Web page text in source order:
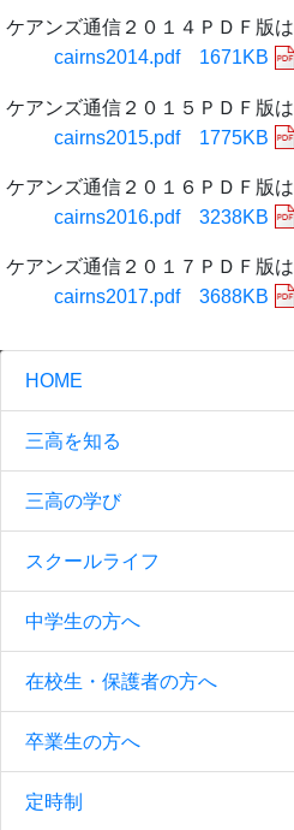
ケアンズ通信２０１４ＰＤＦ版
cairns2014.pdf 1671KB
ケアンズ通信２０１５ＰＤＦ版
cairns2015.pdf 1775KB
ケアンズ通信２０１６ＰＤＦ版
cairns2016.pdf 3238KB
ケアンズ通信２０１７ＰＤＦ版
cairns2017.pdf 3688KB
HOME
三高を知る
三高の学び
スクールライフ
中学生の方へ
在校生・保護者の方へ
卒業生の方へ
定時制